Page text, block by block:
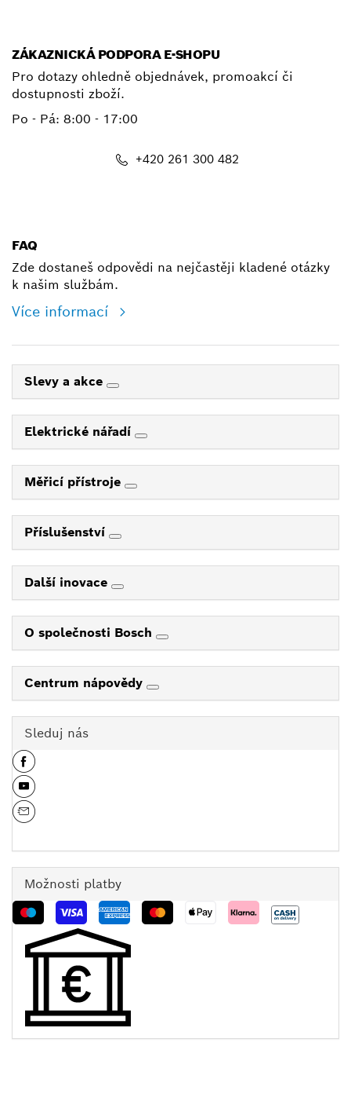
ZÁKAZNICKÁ PODPORA E-SHOPU
Pro dotazy ohledně objednávek, promoakcí či
dostupnosti zboží.
Po - Pá: 8:00 - 17:00
+420 261 300 482
FAQ
Zde dostaneš odpovědi na nejčastěji kladené otázky
k našim službám.
Více informací
Slevy a akce
Elektrické nářadí
Měřicí přístroje
Příslušenství
Další inovace
O společnosti Bosch
Centrum nápovědy
Sleduj nás
Možnosti platby